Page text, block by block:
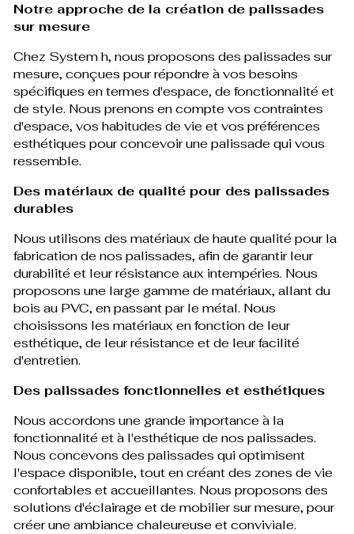
Notre approche de la création de palissades
sur mesure
Chez System h, nous proposons des palissades sur
mesure, conçues pour répondre à vos besoins
spécifiques en termes d'espace, de fonctionnalité et
de style. Nous prenons en compte vos contraintes
d'espace, vos habitudes de vie et vos préférences
esthétiques pour concevoir une palissade qui vous
ressemble.
Des matériaux de qualité pour des palissades
durables
Nous utilisons des matériaux de haute qualité pour la
fabrication de nos palissades, afin de garantir leur
durabilité et leur résistance aux intempéries. Nous
proposons une large gamme de matériaux, allant du
bois au PVC, en passant par le métal. Nous
choisissons les matériaux en fonction de leur
esthétique, de leur résistance et de leur facilité
d'entretien.
Des palissades fonctionnelles et esthétiques
Nous accordons une grande importance à la
fonctionnalité et à l'esthétique de nos palissades.
Nous concevons des palissades qui optimisent
l'espace disponible, tout en créant des zones de vie
confortables et accueillantes. Nous proposons des
solutions d'éclairage et de mobilier sur mesure, pour
créer une ambiance chaleureuse et conviviale.